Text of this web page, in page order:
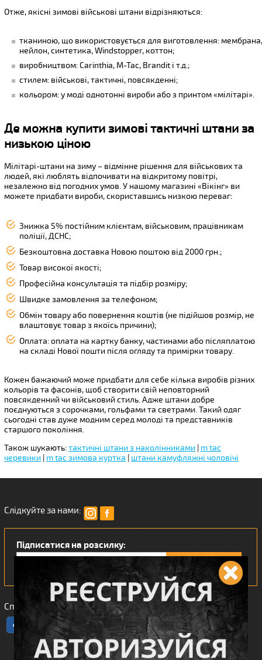
Отже, якісні зимові військові штани відрізняються:
тканиною, що використовується для виготовлення:
нейлон, синтетика, Windstopper, коттон;
виробництвом: Carinthia, M-Tac, Brandit і т.д.;
стилем: військові, тактичні, повсякденні;
кольором: у моді однотонні вироби або з принтом «мілітарі».
Де можна купити зимові тактичні штани за
низькою ціною
Мілітарі-штани на зиму – відмінне рішення для військових та
людей, які люблять відпочивати на відкритому повітрі,
незалежно від погодних умов. У нашому магазині «Вікінг» ви
можете придбати вироби, скориставшись низкою переваг:
Знижка 5% постійним клієнтам, військовим, працівникам
поліції, ДСНС;
Безкоштовна доставка Новою поштою від 2000 грн.;
Товар високої якості;
Професійна консультація та підбір розміру;
Швидке замовлення за телефоном;
Обмін товару або повернення коштів (не підійшов розмір, не
влаштовує товар з якоїсь причини);
Оплата: оплата на картку банку, частинами або післяплатою
на складі Нової пошти після огляду та примірки товару.
Кожен бажаючий може придбати для себе кілька виробів різних
кольорів та фасонів, щоб створити свій неповторний
повсякденний чи військовий стиль. Адже штани добре
поєднуються з сорочками, гольфами та светрами. Такий одяг
сьогодні став дуже модним серед молоді та представників
старшого покоління.
Також шукають:тактичні штани з наколінниками m tac
черевики m tac зимова куртка штани камуфляжні чоловічі
Слідкуйте за нами:
Підписатися на розсилку:
Сподобався наш інтернет магазин?